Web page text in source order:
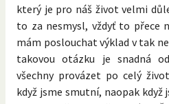
který je pro náš život velmi
to za nesmysl, vždyť to přece
mám poslouchat výklad v tak
takovou otázku je snadná
všechny provázet po celý
když jsme smutní, naopak když